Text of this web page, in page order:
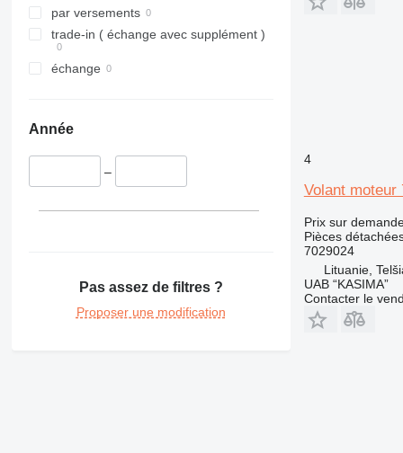
365
374
390
426
438
444
par versements
trade-in ( échange avec supplément )
échange
Année
–
Pas assez de filtres ?
Proposer une modification
4
Volant moteur
Prix sur
Pièces
7029024
Lituanie,
UAB “KASIMA”
Contacter le